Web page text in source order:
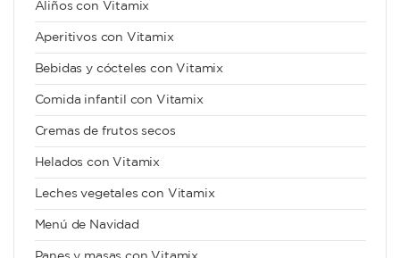
Aliños con Vitamix
Aperitivos con Vitamix
Bebidas y cócteles con Vitamix
Comida infantil con Vitamix
Cremas de frutos secos
Helados con Vitamix
Leches vegetales con Vitamix
Menú de Navidad